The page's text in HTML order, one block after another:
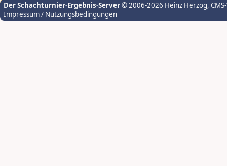
Der Schachturnier-Ergebnis-Server© 2006-2026 Heinz Herzog,
Impressum / Nutzungsbedingungen